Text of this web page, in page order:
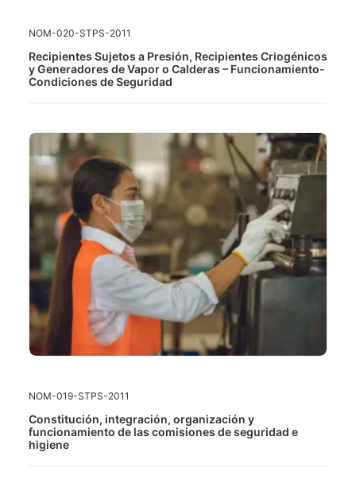
NOM-020-STPS-2011
Recipientes Sujetos a Presión, Recipientes Criogénicos
y Generadores de Vapor o Calderas – Funcionamiento-
Condiciones de Seguridad
NOM-019-STPS-2011
Constitución, integración, organización y
funcionamiento de las comisiones de seguridad e
higiene